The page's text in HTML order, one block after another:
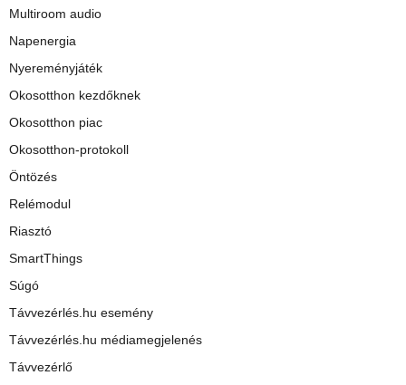
Multiroom audio
Napenergia
Nyereményjáték
Okosotthon kezdőknek
Okosotthon piac
Okosotthon-protokoll
Öntözés
Relémodul
Riasztó
SmartThings
Súgó
Távvezérlés.hu esemény
Távvezérlés.hu médiamegjelenés
Távvezérlő